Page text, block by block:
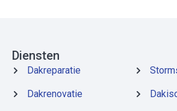
Diensten
Dakreparatie
Dakrenovatie